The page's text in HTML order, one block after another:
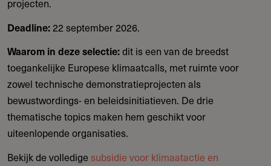
projecten.
Deadline: 22 september 2026.
Waarom in deze selectie:dit is een van de breedst
toegankelijke Europese klimaatcalls, met ruimte voor
zowel technische demonstratieprojecten als
bewustwordings- en beleidsinitiatieven. De drie
thematische topics maken hem geschikt voor
uiteenlopende organisaties.
Bekijk de volledige subsidie voor klimaatactie en